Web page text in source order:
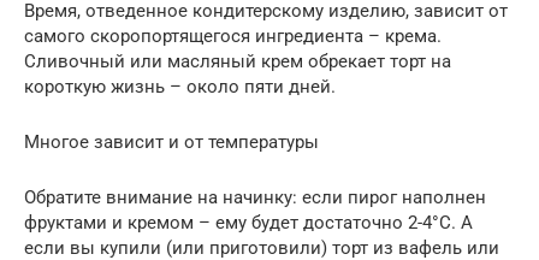
Время, отведенное кондитерскому изделию, зависит от
самого скоропортящегося ингредиента – крема.
Сливочный или масляный крем обрекает торт на
короткую жизнь – около пяти дней.
Многое зависит и от температуры
Обратите внимание на начинку: если пирог наполнен
фруктами и кремом – ему будет достаточно 2-4°С. А
если вы купили (или приготовили) торт из вафель или